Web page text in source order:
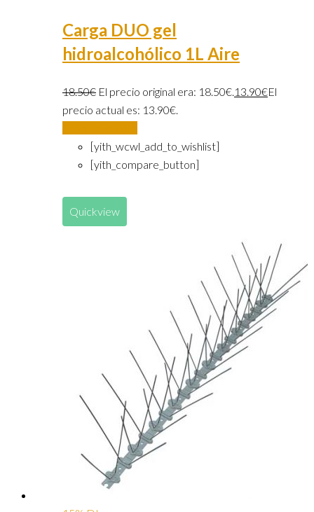
Carga DUO gel
hidroalcohólico 1L Aire
18.50€ El precio original era: 18.50€.13.90€El
precio actual es: 13.90€.
[yith_wcwl_add_to_wishlist]
[yith_compare_button]
Quickview